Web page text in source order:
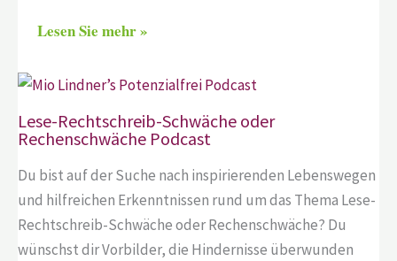
Lesen Sie mehr »
Lese-Rechtschreib-Schwäche oder
Rechenschwäche Podcast
Du bist auf der Suche nach inspirierenden Lebenswegen
und hilfreichen Erkenntnissen rund um das Thema Lese-
Rechtschreib-Schwäche oder Rechenschwäche? Du
wünschst dir Vorbilder, die Hindernisse überwunden